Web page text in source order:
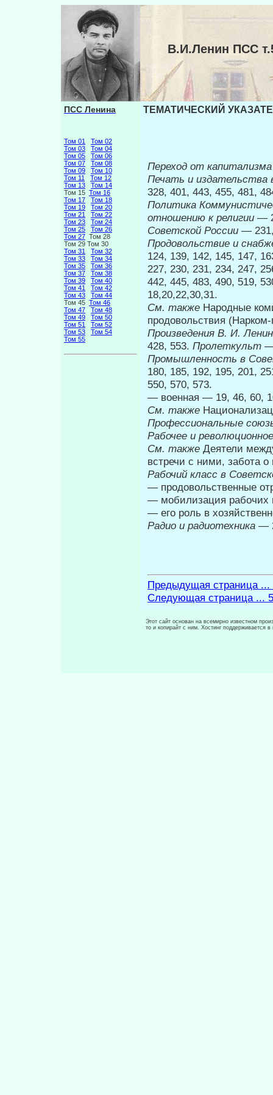
В.И.Ленин ПСС
ПСС Ленина
Том 01
Том 02
Том 03
Том 04
Том 05
Том 06
Том 07
Том 08
Том 09
Том 10
Том 11
Том 12
Том 13
Том 14
Том 15 Том 16
Том 17
Том 18
Том 19
Том 20
Том 21
Том 22
Том 23
Том 24
Том 25
Том 26
Том 27 Том 28
Том 29 Том 30
Том 31
Том 32
Том 33
Том 34
Том 35
Том 36
Том 37
Том 38
Том 39
Том 40
Том 41
Том 42
Том 43
Том 44
Том 45 Том 46
Том 47
Том 48
Том 49
Том 50
Том 51
Том 52
Том 53
Том 54
Том 55
ТЕМАТИЧЕСКИЙ
Переход от
Печать и
328, 401, 443, 455, 481,
Политика
отношению к религии —
Советской России — 231,
Продовольствие и
124, 139, 142, 145, 147,
227, 230, 231, 234, 247,
442, 445, 483, 490, 519,
18,20,22,30,31.
См. также Народные
продовольствия
Произведения В. И.
428, 553. Пролеткульт
Промышленность в
180, 185, 192, 195, 201,
550, 570, 573.
— военная — 19, 46, 60,
См. также
Профессиональные
Рабочее и
См. также Деятели
встречи с ними, за­бота о
Рабочий класс в
— продовольственные
— мобилизация рабочих
— его роль в
Радио и радиотехника —
Предыдущая страница ...
Следующая страница ...
Этот сайт основан на всемирно известном
то и копирайт с ним. Хостинг поддерживается